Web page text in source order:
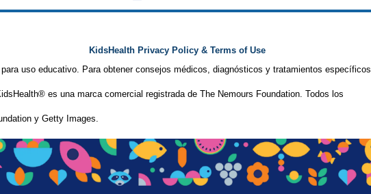
KidsHealth Privacy Policy & Terms of Use
uso educativo. Para obtener consejos médicos, diagnósticos y tratamientos específicos,
es una marca comercial registrada de The Nemours Foundation. Todos los
y Getty Images.